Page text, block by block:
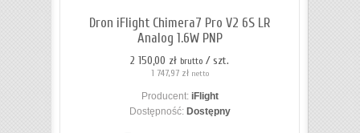
Dron iFlight Chimera7 Pro V2 6S LR
Analog 1.6W PNP
2 150,00 zł brutto / szt.
1 747,97 zł netto
Producent: iFlight
Dostępność: Dostępny